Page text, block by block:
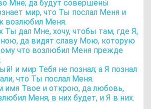
Мне; да будут совершены́
мир, что Ты послал Меня и
возлюбил Меня.
Ты дал Мне, хочу, чтобы там, где Я,
да видят славу Мою, которую
что возлюбил Меня прежде
и мир Тебя не познал; а Я познал
что Ты послал Меня.
имя Твое и открою, да любовь,
Меня, в них будет, и Я в них.